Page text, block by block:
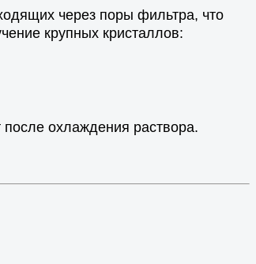
через поры фильтра, что
крупных кристаллов:
охлаждения раствора.